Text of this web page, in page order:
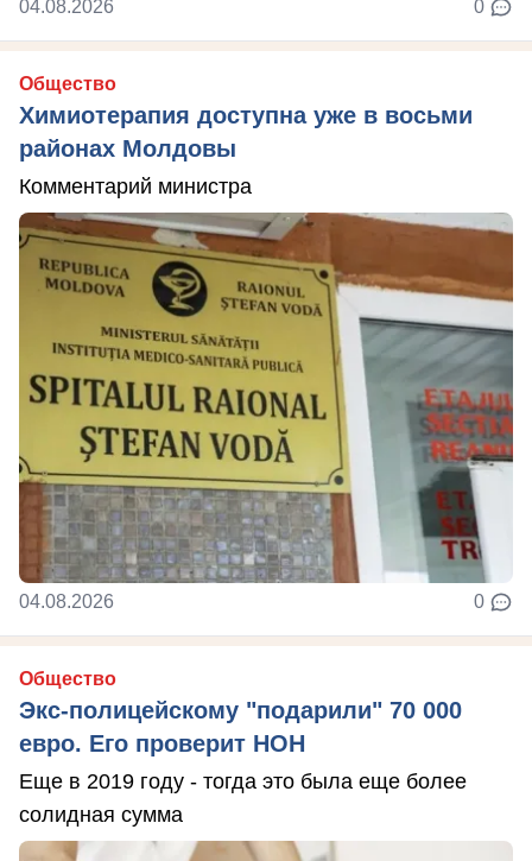
04.08.2026 0
Общество
Химиотерапия доступна уже в восьми
районах Молдовы
Комментарий министра
04.08.2026 0
Общество
Экс-полицейскому "подарили" 70 000
евро. Его проверит НОН
Еще в 2019 году - тогда это была еще более
солидная сумма